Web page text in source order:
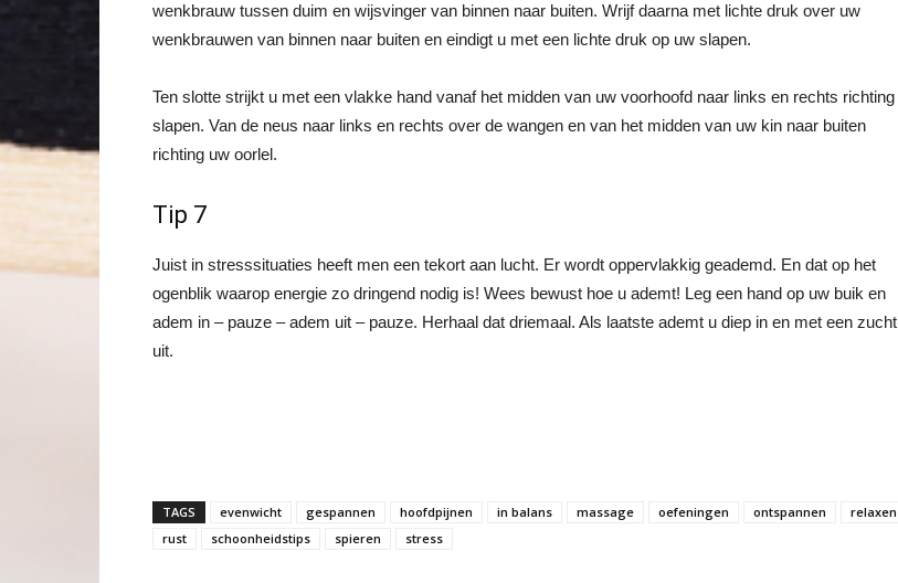
wenkbrauw tussen duim en wijsvinger van binnen naar buiten. Wrijf daarna met lichte druk over uw
wenkbrauwen van binnen naar buiten en eindigt u met een lichte druk op uw slapen.
Ten slotte strijkt u met een vlakke hand vanaf het midden van uw voorhoofd naar links en rechts richting
slapen. Van de neus naar links en rechts over de wangen en van het midden van uw kin naar buiten
richting uw oorlel.
Tip 7
Juist in stresssituaties heeft men een tekort aan lucht. Er wordt oppervlakkig geademd. En dat op het
ogenblik waarop energie zo dringend nodig is! Wees bewust hoe u ademt! Leg een hand op uw buik en
adem in – pauze – adem uit – pauze. Herhaal dat driemaal. Als laatste ademt u diep in en met een zucht
uit.
TAGS evenwicht gespannen hoofdpijnen in balans massage oefeningen ontspannen
relaxen
rust
schoonheidstips spieren stress